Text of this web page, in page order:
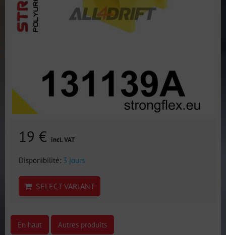
19 € incl. VAT
Disponibilité: 3 jours
SELECT VARIANT
En haut Autres produits